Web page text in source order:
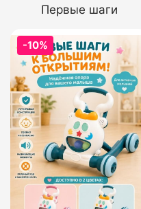
Первые шаги
-10%